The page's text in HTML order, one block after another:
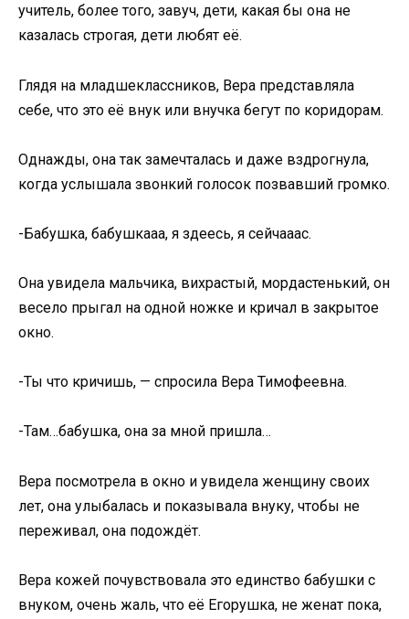
учитель, более того, завуч, дети, какая бы она не
казалась строгая, дети любят её.
Глядя на младшеклассников, Вера представляла
себе, что это её внук или внучка бегут по коридорам.
Однажды, она так замечталась и даже вздрогнула,
когда услышала звонкий голосок позвавший громко.
-Бабушка, бабушкааа, я здеесь, я сейчааас.
Она увидела мальчика, вихрастый, мордастенький, он
весело прыгал на одной ножке и кричал в закрытое
окно.
-Ты что кричишь, — спросила Вера Тимофеевна.
-Там…бабушка, она за мной пришла…
Вера посмотрела в окно и увидела женщину своих
лет, она улыбалась и показывала внуку, чтобы не
переживал, она подождёт.
Вера кожей почувствовала это единство бабушки с
внуком, очень жаль, что её Егорушка, не женат пока,